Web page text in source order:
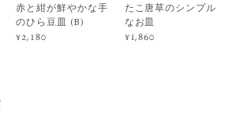
赤と紺が鮮やかな手
のひら豆皿 (B)
¥2,180
たこ唐草のシンプル
なお皿
¥1,860